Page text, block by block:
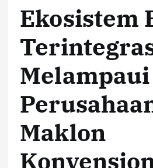
Ekosistem
Maklon